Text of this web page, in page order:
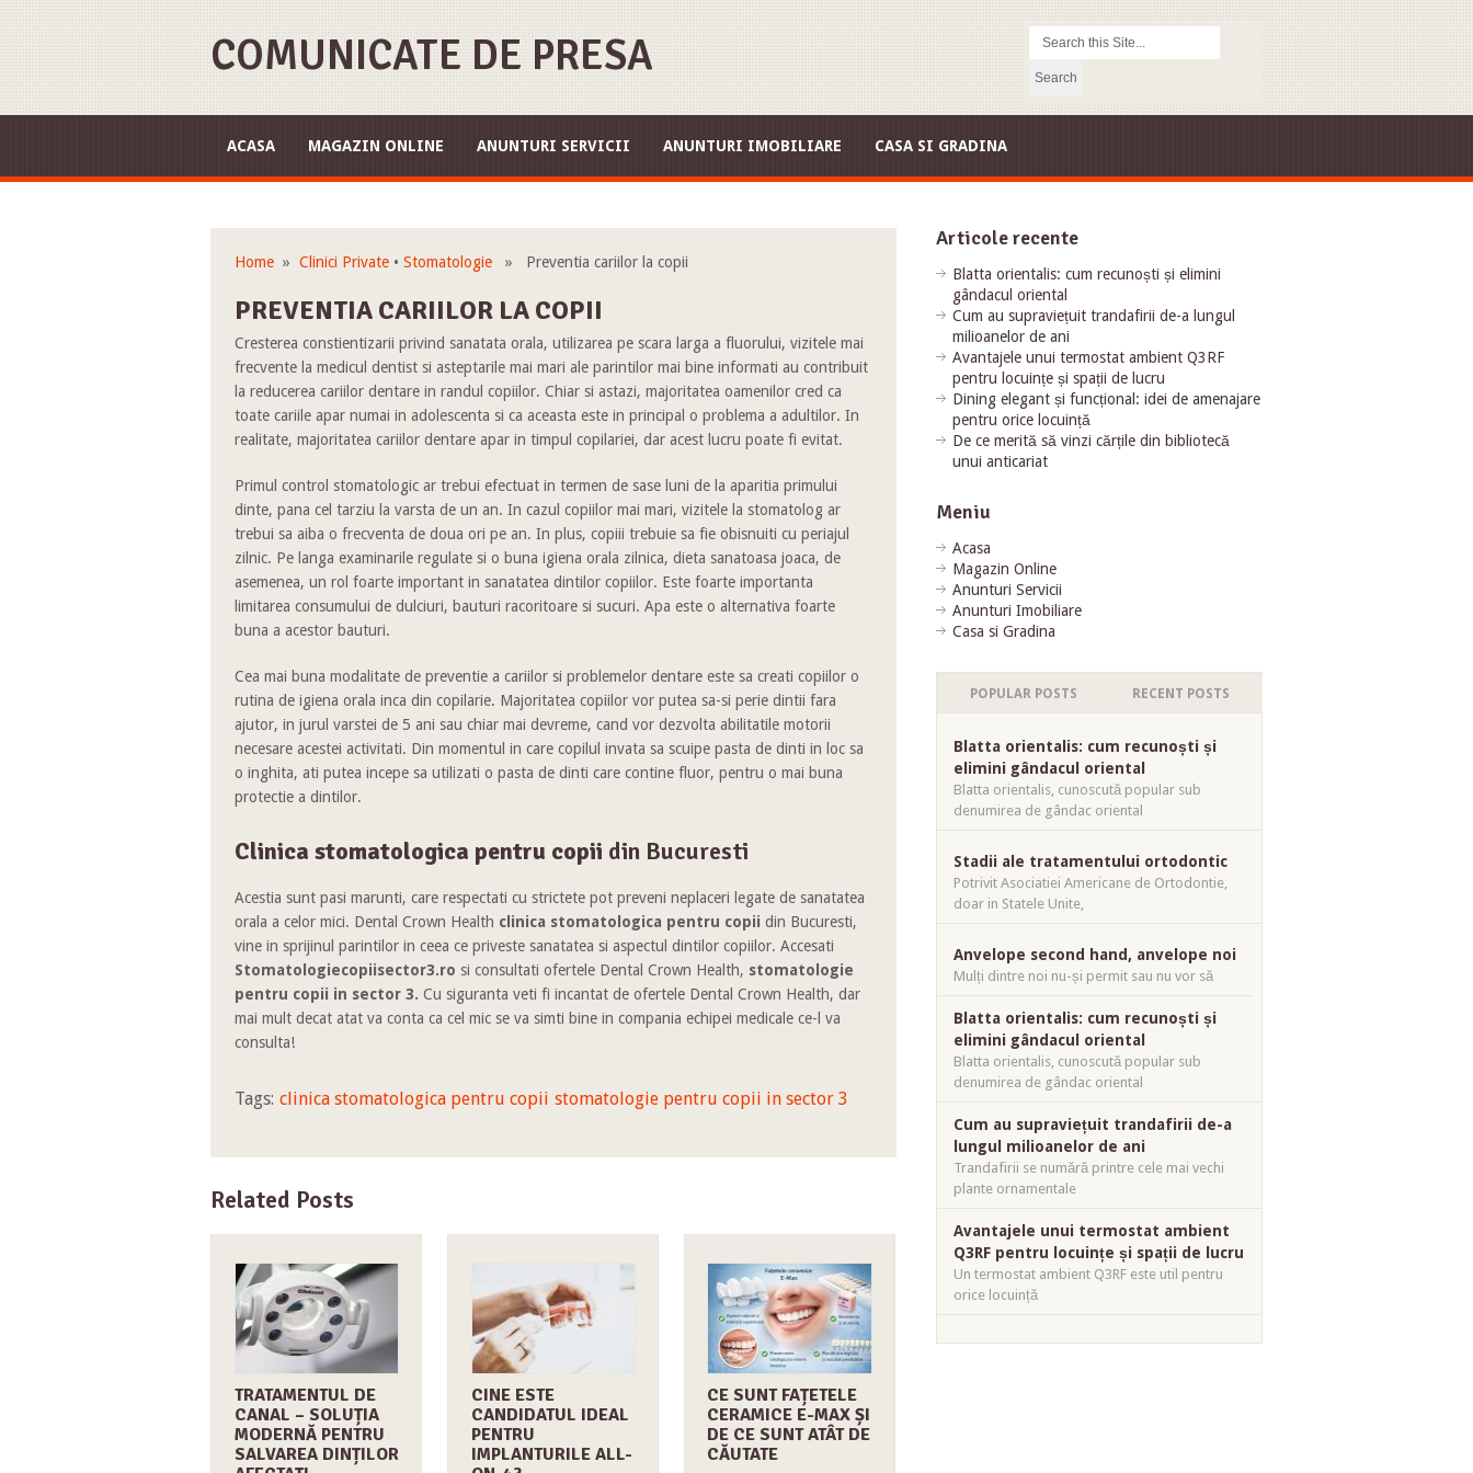
COMUNICATE DE PRESA
ACASA MAGAZIN ONLINE ANUNTURI SERVICII ANUNTURI IMOBILIARE CASA SI GRADINA
Home » Clinici Private • Stomatologie » Preventia cariilor la copii
PREVENTIA CARIILOR LA COPII
Cresterea constientizarii privind sanatata orala, utilizarea pe scara larga a fluorului, vizitele mai
frecvente la medicul dentist si asteptarile mai mari ale parintilor mai bine informati au contribuit
la reducerea cariilor dentare in randul copiilor. Chiar si astazi, majoritatea oamenilor cred ca
toate cariile apar numai in adolescenta si ca aceasta este in principal o problema a adultilor. In
realitate, majoritatea cariilor dentare apar in timpul copilariei, dar acest lucru poate fi evitat.
Primul control stomatologic ar trebui efectuat in termen de sase luni de la aparitia primului
dinte, pana cel tarziu la varsta de un an. In cazul copiilor mai mari, vizitele la stomatolog ar
trebui sa aiba o frecventa de doua ori pe an. In plus, copiii trebuie sa fie obisnuiti cu periajul
zilnic. Pe langa examinarile regulate si o buna igiena orala zilnica, dieta sanatoasa joaca, de
asemenea, un rol foarte important in sanatatea dintilor copiilor. Este foarte importanta
limitarea consumului de dulciuri, bauturi racoritoare si sucuri. Apa este o alternativa foarte
buna a acestor bauturi.
Cea mai buna modalitate de preventie a cariilor si problemelor dentare este sa creati copiilor o
rutina de igiena orala inca din copilarie. Majoritatea copiilor vor putea sa-si perie dintii fara
ajutor, in jurul varstei de 5 ani sau chiar mai devreme, cand vor dezvolta abilitatile motorii
necesare acestei activitati. Din momentul in care copilul invata sa scuipe pasta de dinti in loc sa
o inghita, ati putea incepe sa utilizati o pasta de dinti care contine fluor, pentru o mai buna
protectie a dintilor.
Clinica stomatologica pentru copii din Bucuresti
Acestia sunt pasi marunti, care respectati cu strictete pot preveni neplaceri legate de sanatatea
orala a celor mici. Dental Crown Health clinica stomatologica pentru copii din Bucuresti,
vine in sprijinul parintilor in ceea ce priveste sanatatea si aspectul dintilor copiilor. Accesati
Stomatologiecopiisector3.ro si consultati ofertele Dental Crown Health, stomatologie
pentru copii in sector 3. Cu siguranta veti fi incantat de ofertele Dental Crown Health, dar
mai mult decat atat va conta ca cel mic se va simti bine in compania echipei medicale ce-l va
consulta!
Tags: clinica stomatologica pentru copii stomatologie pentru copii in sector 3
Related Posts
TRATAMENTUL DE
CANAL – SOLUȚIA
MODERNĂ PENTRU
SALVAREA DINȚILOR
CINE ESTE
CANDIDATUL IDEAL
PENTRU
IMPLANTURILE ALL-
CE SUNT FAȚETELE
CERAMICE E-MAX ȘI
DE CE SUNT ATÂT DE
CĂUTATE
Articole recente
Blatta orientalis: cum recunoști și elimini
gândacul oriental
Cum au supraviețuit trandafirii de-a lungul
milioanelor de ani
Avantajele unui termostat ambient Q3RF
pentru locuințe și spații de lucru
Dining elegant și funcțional: idei de amenajare
pentru orice locuință
De ce merită să vinzi cărțile din bibliotecă
unui anticariat
Meniu
Acasa
Magazin Online
Anunturi Servicii
Anunturi Imobiliare
Casa si Gradina
POPULAR POSTS RECENT POSTS
Blatta orientalis: cum recunoști și
elimini gândacul oriental
Blatta orientalis, cunoscută popular sub
denumirea de gândac oriental
Stadii ale tratamentului ortodontic
Potrivit Asociatiei Americane de Ortodontie,
doar in Statele Unite,
Anvelope second hand, anvelope noi
Mulți dintre noi nu-și permit sau nu vor să
Blatta orientalis: cum recunoști și
elimini gândacul oriental
Blatta orientalis, cunoscută popular sub
denumirea de gândac oriental
Cum au supraviețuit trandafirii de-a
lungul milioanelor de ani
Trandafirii se numără printre cele mai vechi
plante ornamentale
Avantajele unui termostat ambient
Q3RF pentru locuințe și spații de lucru
Un termostat ambient Q3RF este util pentru
orice locuință